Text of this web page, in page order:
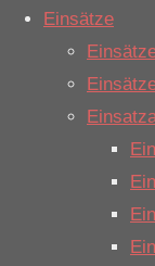
Einsätze